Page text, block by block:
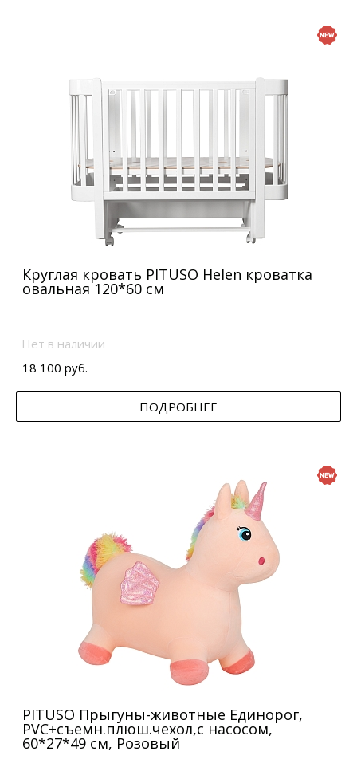
Круглая кровать PITUSO Helen кроватка
овальная 120*60 см
Нет в наличии
18 100 руб.
ПОДРОБНЕЕ
PITUSO Прыгуны-животные Единорог,
PVC+съемн.плюш.чехол,с насосом,
60*27*49 см, Розовый